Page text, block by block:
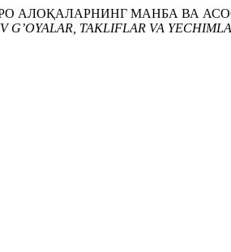
АЛОҚАЛАРНИНГ МАНБА ВА
G’OYALAR, TAKLIFLAR VA